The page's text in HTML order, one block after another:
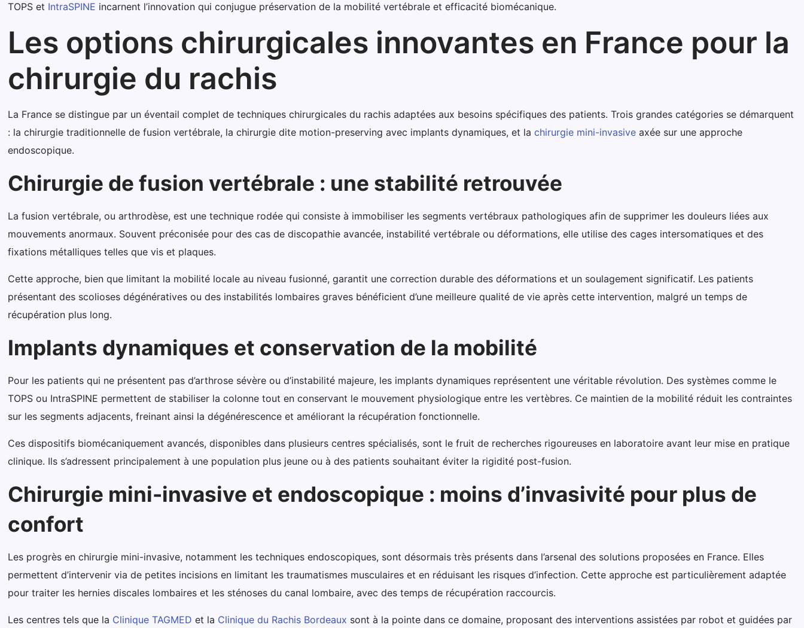
TOPS et IntraSPINE incarnent l’innovation qui conjugue préservation de la mobilité vertébrale et efficacité biomécanique.
Les options chirurgicales innovantes en France pour la
chirurgie du rachis
La France se distingue par un éventail complet de techniques chirurgicales du rachis adaptées aux besoins spécifiques des patients. Trois grandes catégories se démarquent
: la chirurgie traditionnelle de fusion vertébrale, la chirurgie dite motion-preserving avec implants dynamiques, et lachirurgie mini-invasive axée sur une approche
endoscopique.
Chirurgie de fusion vertébrale : une stabilité retrouvée
La fusion vertébrale, ou arthrodèse, est une technique rodée qui consiste à immobiliser les segments vertébraux pathologiques afin de supprimer les douleurs liées aux
mouvements anormaux. Souvent préconisée pour des cas de discopathie avancée, instabilité vertébrale ou déformations, elle utilise des cages intersomatiques et des
fixations métalliques telles que vis et plaques.
Cette approche, bien que limitant la mobilité locale au niveau fusionné, garantit une correction durable des déformations et un soulagement significatif. Les patients
présentant des scolioses dégénératives ou des instabilités lombaires graves bénéficient d’une meilleure qualité de vie après cette intervention, malgré un temps de
récupération plus long.
Implants dynamiques et conservation de la mobilité
Pour les patients qui ne présentent pas d’arthrose sévère ou d’instabilité majeure, les implants dynamiques représentent une véritable révolution. Des systèmes comme le
TOPS ou IntraSPINE permettent de stabiliser la colonne tout en conservant le mouvement physiologique entre les vertèbres. Ce maintien de la mobilité réduit les contraintes
sur les segments adjacents, freinant ainsi la dégénérescence et améliorant la récupération fonctionnelle.
Ces dispositifs biomécaniquement avancés, disponibles dans plusieurs centres spécialisés, sont le fruit de recherches rigoureuses en laboratoire avant leur mise en pratique
clinique. Ils s’adressent principalement à une population plus jeune ou à des patients souhaitant éviter la rigidité post-fusion.
Chirurgie mini-invasive et endoscopique : moins d’invasivité pour plus de
confort
Les progrès en chirurgie mini-invasive, notamment les techniques endoscopiques, sont désormais très présents dans l’arsenal des solutions proposées en France. Elles
permettent d’intervenir via de petites incisions en limitant les traumatismes musculaires et en réduisant les risques d’infection. Cette approche est particulièrement adaptée
pour traiter les hernies discales lombaires et les sténoses du canal lombaire, avec des temps de récupération raccourcis.
Les centres tels que la Clinique TAGMED et la Clinique du Rachis Bordeaux sont à la pointe dans ce domaine, proposant des interventions assistées par robot et guidées par